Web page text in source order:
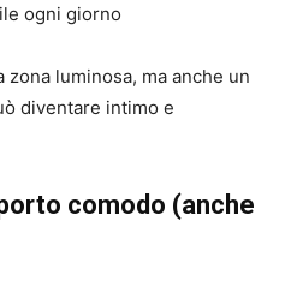
ogni giorno
luminosa, ma anche un
diventare intimo e
comodo (anche